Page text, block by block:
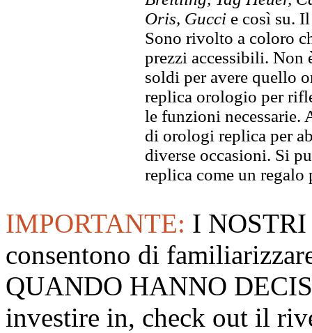
Oris, Gucci e così su.
Sono rivolto a coloro
prezzi accessibili. Non
soldi per avere quello
replica orologio per
le funzioni necessarie.
di orologi replica per
diverse occasioni. Si
replica come un regalo
IMPORTANTE: I
consentono di
QUANDO HANNO
investire in, check out il